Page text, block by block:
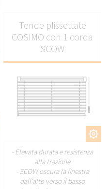
Tende plissettate
COSIMO con 1 corda
SCOW
- Elevata durata e resistenza
alla trazione
- SCOW oscura la finestra
dall'alto verso il basso